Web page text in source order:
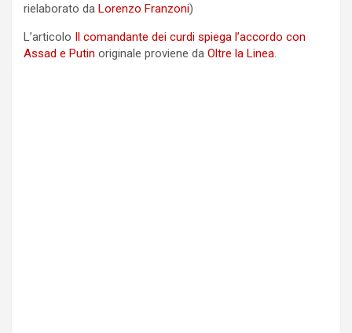
rielaborato da Lorenzo Franzoni)
L’articolo Il comandante dei curdi spiega l’accordo con
Assad e Putin originale proviene da Oltre la Linea.